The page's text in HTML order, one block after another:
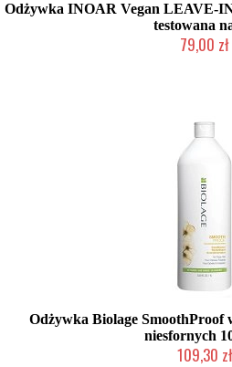
Odżywka INOAR Vegan LEAVE-
testowana
79,00 zł
Odżywka Biolage SmoothProof
niesfornych
109,30 zł